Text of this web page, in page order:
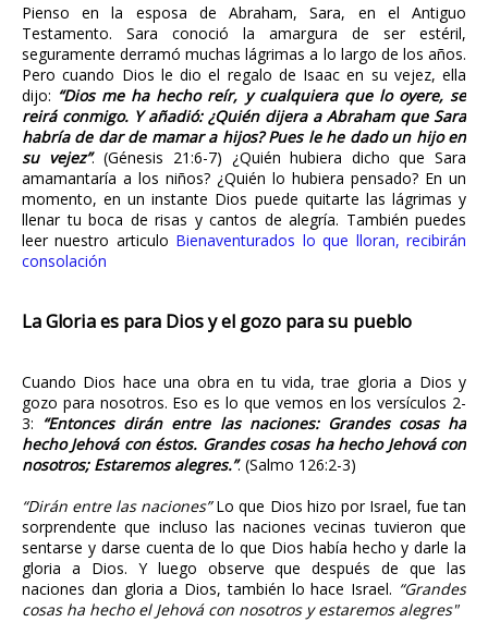
Pienso en la esposa de Abraham, Sara, en el Antiguo
Testamento. Sara conoció la amargura de ser estéril,
seguramente derramó muchas lágrimas a lo largo de los años.
Pero cuando Dios le dio el regalo de Isaac en su vejez, ella
dijo: “Dios me ha hecho reír, y cualquiera que lo oyere, se
reirá conmigo. Y añadió: ¿Quién dijera a Abraham que Sara
habría de dar de mamar a hijos? Pues le he dado un hijo en
su vejez”. (Génesis 21:6-7) ¿Quién hubiera dicho que Sara
amamantaría a los niños? ¿Quién lo hubiera pensado? En un
momento, en un instante Dios puede quitarte las lágrimas y
llenar tu boca de risas y cantos de alegría. También puedes
leer nuestro articulo Bienaventurados lo que lloran, recibirán
consolación
La Gloria es para Dios y el gozo para su pueblo
Cuando Dios hace una obra en tu vida, trae gloria a Dios y
gozo para nosotros. Eso es lo que vemos en los versículos 2-
3: “Entonces dirán entre las naciones: Grandes cosas ha
hecho Jehová con éstos. Grandes cosas ha hecho Jehová con
nosotros; Estaremos alegres.”. (Salmo 126:2-3)
“Dirán entre las naciones”Lo que Dios hizo por Israel, fue tan
sorprendente que incluso las naciones vecinas tuvieron que
sentarse y darse cuenta de lo que Dios había hecho y darle la
gloria a Dios. Y luego observe que después de que las
naciones dan gloria a Dios, también lo hace Israel. “Grandes
cosas ha hecho el Jehová con nosotros y estaremos alegres"